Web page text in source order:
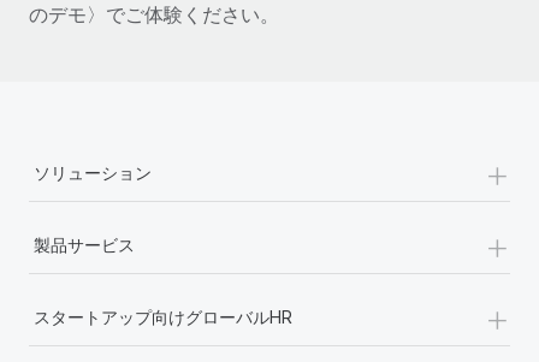
のデモ〉でご体験ください。
ソリューション +
製品サービス +
スタートアップ向けグローバルHR +